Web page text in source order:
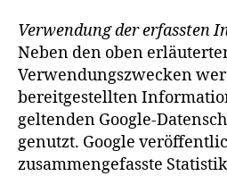
Verwendung der erfassten
Neben den oben
Verwendungszwecken
bereitgestellten
geltenden Google-
genutzt. Google
zusammengefasste